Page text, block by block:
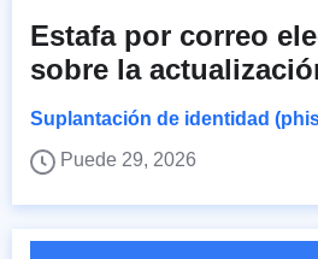
Estafa por correo
sobre la
Suplantación de identidad
Puede 29, 2026